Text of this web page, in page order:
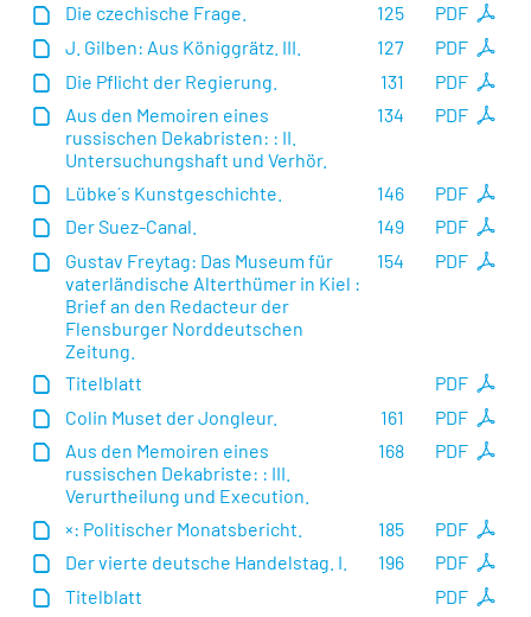
PDF
125
Die czechische Frage.
PDF
127
J. Gilben: Aus Königgrätz. III.
PDF
131
Die Pflicht der Regierung.
PDF
134
Aus den Memoiren eines
russischen Dekabristen: : II.
Untersuchungshaft und Verhör.
PDF
146
Lübke´s Kunstgeschichte.
PDF
149
Der Suez-Canal.
PDF
154
Gustav Freytag: Das Museum für
vaterländische Alterthümer in Kiel :
Brief an den Redacteur der
Flensburger Norddeutschen
Zeitung.
PDF
Titelblatt
PDF
161
Colin Muset der Jongleur.
PDF
168
Aus den Memoiren eines
russischen Dekabriste: : III.
Verurtheilung und Execution.
PDF
185
×: Politischer Monatsbericht.
PDF
196
Der vierte deutsche Handelstag. I.
PDF
Titelblatt